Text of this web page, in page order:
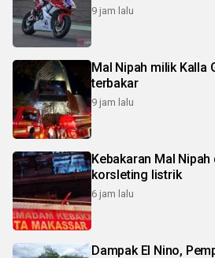
9 jam lalu
Mal Nipah milik Kalla
terbakar
9 jam lalu
Kebakaran Mal
korsleting listrik
6 jam lalu
Dampak El Nino,